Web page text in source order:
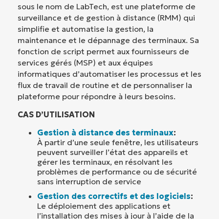
sous le nom de LabTech, est une plateforme de
surveillance et de gestion à distance (RMM) qui
simplifie et automatise la gestion, la
maintenance et le dépannage des terminaux. Sa
fonction de script permet aux fournisseurs de
services gérés (MSP) et aux équipes
informatiques d’automatiser les processus et les
flux de travail de routine et de personnaliser la
plateforme pour répondre à leurs besoins.
CAS D’UTILISATION
Gestion à distance des terminaux:
À partir d’une seule fenêtre, les utilisateurs
peuvent surveiller l’état des appareils et
gérer les terminaux, en résolvant les
problèmes de performance ou de sécurité
sans interruption de service
Gestion des correctifs et des logiciels:
Le déploiement des applications et
l’installation des mises à jour à l’aide de la